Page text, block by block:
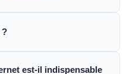
?
est-il indispensable